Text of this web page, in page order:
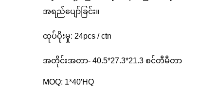
အရည်ပျော်ခြင်း။
ထုပ်ပိုးမှု: 24pcs / ctn
အတိုင်းအတာ- 40.5*27.3*21.3 စင်တီမီတာ
MOQ: 1*40′HQ